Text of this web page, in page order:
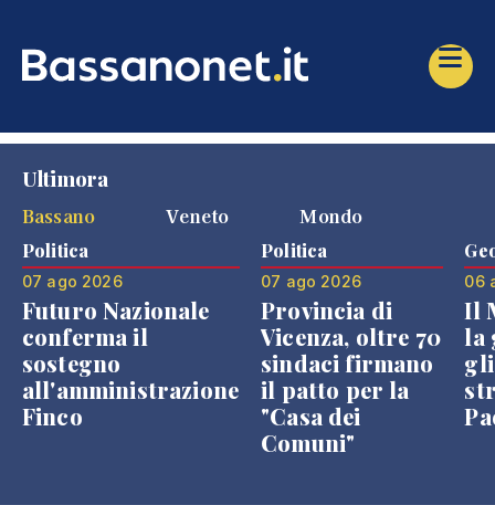
Ultimora
Bassano
Veneto Mondo
Politica
07 ago 2026
Futuro Nazionale
conferma il
sostegno
all'amministrazione
Finco
Politica
07 ago 2026
Provincia di
Vicenza, oltre 70
sindaci firmano
il patto per la
"Casa dei
Comuni"
06
Il
la